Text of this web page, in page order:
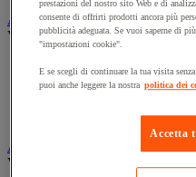
Assorbente industriale
Vedi tutte le categorie
Assorbente
Barriera anti-
Contenitore e solvente
Attrezzatura e mobili per studi
Vedi tutte le categorie
prestazioni del nostro sito Web e di
consente di offrirti prodotti ancora più
pubblicità adeguata. Se vuoi saperne di
"impostazioni cookie".
E se scegli di continuare la tua visita
puoi anche leggere la nostra politica dei
Accetta